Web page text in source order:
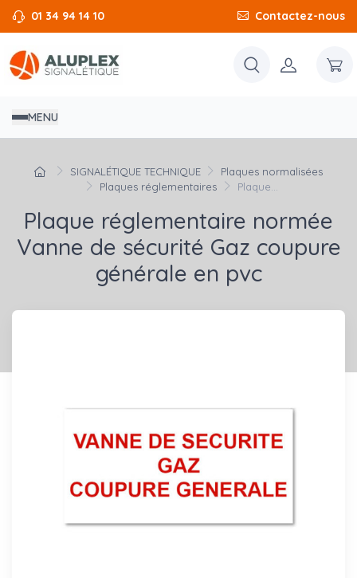
01 34 94 14 10 Contactez-nous
MENU
SIGNALÉTIQUE TECHNIQUE
Plaques normalisées
Plaques réglementaires
Plaque...
Plaque réglementaire normée
Vanne de sécurité Gaz coupure
générale en pvc